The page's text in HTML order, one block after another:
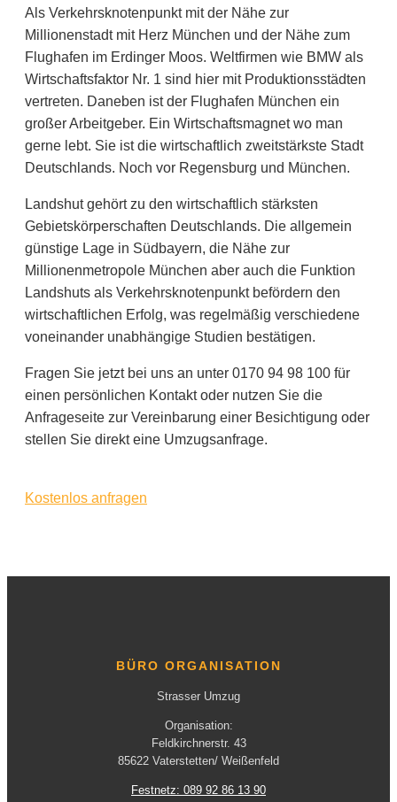
Als Verkehrsknotenpunkt mit der Nähe zur
Millionenstadt mit Herz München und der Nähe zum
Flughafen im Erdinger Moos. Weltfirmen wie BMW als
Wirtschaftsfaktor Nr. 1 sind hier mit Produktionsstädten
vertreten. Daneben ist der Flughafen München ein
großer Arbeitgeber. Ein Wirtschaftsmagnet wo man
gerne lebt. Sie ist die wirtschaftlich zweitstärkste Stadt
Deutschlands. Noch vor Regensburg und München.
Landshut gehört zu den wirtschaftlich stärksten
Gebietskörperschaften Deutschlands. Die allgemein
günstige Lage in Südbayern, die Nähe zur
Millionenmetropole München aber auch die Funktion
Landshuts als Verkehrsknotenpunkt befördern den
wirtschaftlichen Erfolg, was regelmäßig verschiedene
voneinander unabhängige Studien bestätigen.
Fragen Sie jetzt bei uns an unter 0170 94 98 100 für
einen persönlichen Kontakt oder nutzen Sie die
Anfrageseite zur Vereinbarung einer Besichtigung oder
stellen Sie direkt eine Umzugsanfrage.
Kostenlos anfragen
BÜRO ORGANISATION
Strasser Umzug
Organisation:
Feldkirchnerstr. 43
85622 Vaterstetten/ Weißenfeld
Festnetz: 089 92 86 13 90